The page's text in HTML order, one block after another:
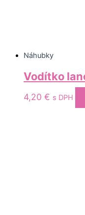
Náhubky
Vodítko
4,20 € s DPH